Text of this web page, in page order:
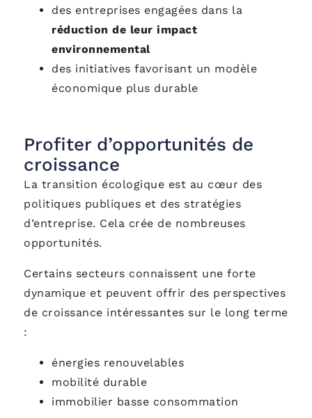
des entreprises engagées dans la
réduction de leur impact
environnemental
des initiatives favorisant un modèle
économique plus durable
Profiter d’opportunités de
croissance
La transition écologique est au cœur des
politiques publiques et des stratégies
d’entreprise. Cela crée de nombreuses
opportunités.
Certains secteurs connaissent une forte
dynamique et peuvent offrir des perspectives
de croissance intéressantes sur le long terme
:
énergies renouvelables
mobilité durable
immobilier basse consommation